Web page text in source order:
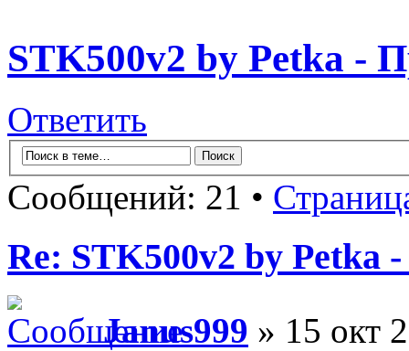
STK500v2 by Petka -
Ответить
Сообщений: 21 •
Re: STK500v2 by
Janus999 » 15 окт